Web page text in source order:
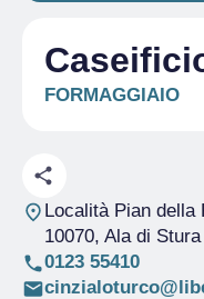
FORMAGGIAIO
Località Pian della
10070, Ala di Stura
0123 55410